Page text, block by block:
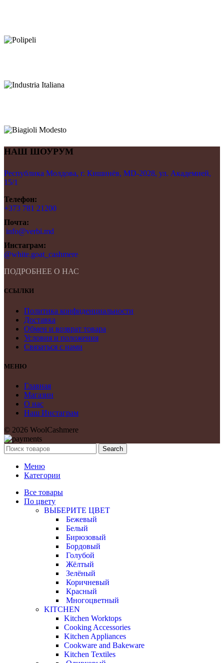
НАШ ШОУРУМ
Республика Молдова, г. Кишинёв, MD-2028, ул. Академией,
15/1
Телефон:
+373 781 21200
Почта:
info@verbi.md
Инстаграм:
@white.goat_cashmere
ПОДРОБНЕЕ О НАС
ССЫЛКИ
Политика конфиденциальности
Доставка
Обмен и возврат товара
Условия и положения
Связаться с нами
МЕНЮ
Главная
Магазин
О нас
Наш Инстаграм
© 2026 WoolCashmere
Search
Меню
Категории
Все товары
По цвету
ВЫБЕРИТЕ ЦВЕТ
Бежевый
Белый
Бирюзовый
Бордовый
Голубой
Жёлтый
Зелёный
Коричневый
Красный
Многоцветный
KITCHEN
Kitchen Worktops
Cooking Accessories
Kitchen Appliances
Cookware and Bakeware
Kitchen Textiles